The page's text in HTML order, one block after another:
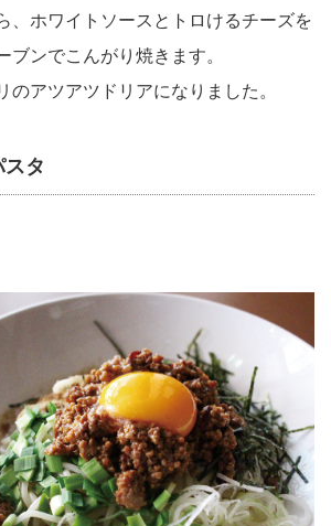
、ホワイトソースとトロけるチーズを
ブンでこんがり焼きます。
のアツアツドリアになりました。
タ